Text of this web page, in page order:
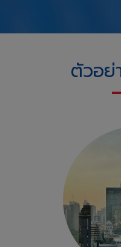
ตัวอย่